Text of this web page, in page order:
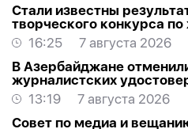
Стали известны
творческого конкурса
16:25
7 августа 2026
В Азербайджане
журналистских
13:19
7 августа 2026
Совет по медиа и